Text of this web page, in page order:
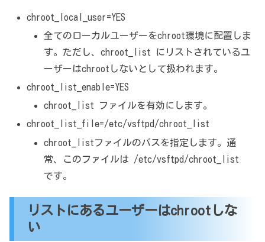
chroot_local_user=YES
全てのローカルユーザーをchroot環境に配置しま
す。ただし、chroot_list にリストされているユ
ーザーはchrootしないとして扱われます。
chroot_list_enable=YES
chroot_list ファイルを有効にします。
chroot_list_file=/etc/vsftpd/chroot_list
chroot_listファイルのパスを指定します。通
常、このファイルは /etc/vsftpd/chroot_list
です。
リストにあるユーザーはchrootしな
い